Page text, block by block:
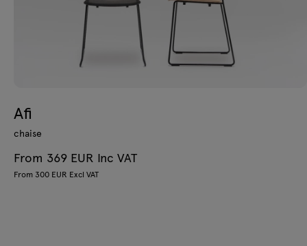
Afi
chaise
From 369 EUR Inc VAT
From 300 EUR Excl VAT